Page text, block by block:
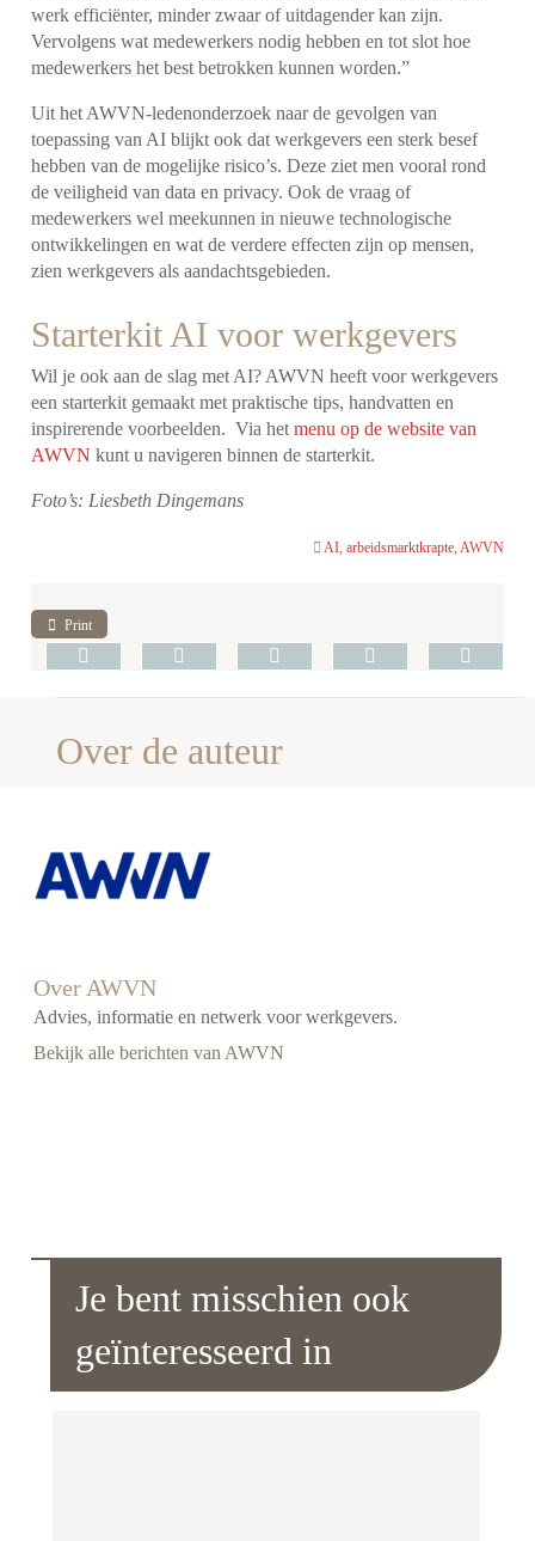
werk efficiënter, minder zwaar of uitdagender kan zijn.
Vervolgens wat medewerkers nodig hebben en tot slot hoe
medewerkers het best betrokken kunnen worden.”
Uit het AWVN-ledenonderzoek naar de gevolgen van
toepassing van AI blijkt ook dat werkgevers een sterk besef
hebben van de mogelijke risico’s. Deze ziet men vooral rond
de veiligheid van data en privacy. Ook de vraag of
medewerkers wel meekunnen in nieuwe technologische
ontwikkelingen en wat de verdere effecten zijn op mensen,
zien werkgevers als aandachtsgebieden.
Starterkit AI voor werkgevers
Wil je ook aan de slag met AI? AWVN heeft voor werkgevers
een starterkit gemaakt met praktische tips, handvatten en
inspirerende voorbeelden.Via hetmenu op de website van
AWVN kunt u navigeren binnen de starterkit.
Foto’s: Liesbeth Dingemans
AI, arbeidsmarktkrapte, AWVN
Print
Over de auteur
Over AWVN
Advies, informatie en netwerk voor werkgevers.
Bekijk alle berichten van AWVN
Je bent misschien ook
geïnteresseerd in